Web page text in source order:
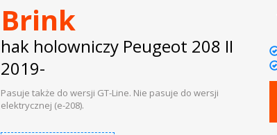
Brink
hak holowniczy Peugeot 208 II
2019-
Pasuje także do wersji GT-Line. Nie pasuje do wersji
elektrycznej (e-208).